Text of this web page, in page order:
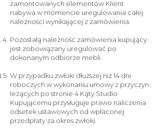
zamontowanych elementów Klient
nabywa w momencie uregulowania całej
należności wynikającej z zamówienia.
Pozostałą należność zamówienia kupujący
jest zobowiązany uregulować po
dokonanym odbiorze mebli.
W przypadku zwłoki dłuższej niż 14 dni
roboczych w wykonaniu umowy z przyczyn
leżących po stronie 4 Kąty Studio
Kupującemu przysługuje prawo naliczenia
odsetek ustawowych od wpłaconej
przedpłaty za okres zwłoki.